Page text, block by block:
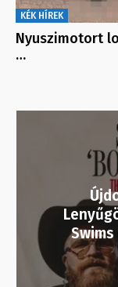
KÉK HÍREK
Nyuszimotort
…